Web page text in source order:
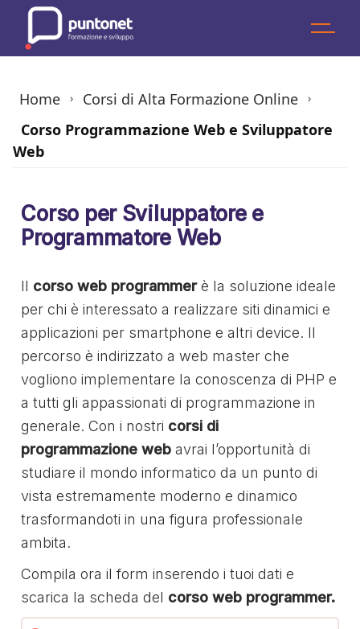
content
Home › Corsi di Alta Formazione Online ›
Corso Programmazione Web e Sviluppatore
Web
Corso per Sviluppatore e
Programmatore Web
Il corso web programmerè la soluzione ideale
per chi è interessato a realizzare siti dinamici e
applicazioni per smartphone e altri device. Il
percorso è indirizzato a web master che
vogliono implementare la conoscenza di PHP e
a tutti gli appassionati di programmazione in
generale. Con i nostri corsi di
programmazione web avrai l’opportunità di
studiare il mondo informatico da un punto di
vista estremamente moderno e dinamico
trasformandoti in una figura professionale
ambita.
Compila ora il form inserendo i tuoi dati e
scarica la scheda del corso web programmer.